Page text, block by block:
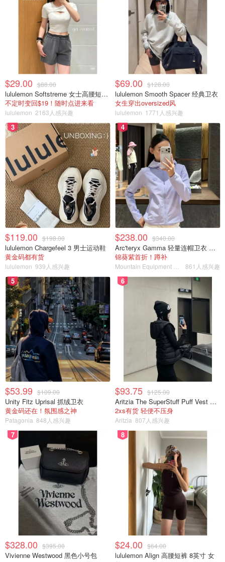
$29.00 $88.00
lululemon Softstreme 女士高腰短裤 10cm
不定时变回$19！随时点进来看
lululemon 2163人感兴趣
$69.00 $128.00
lululemon Smooth Spacer 经典卫衣
女生穿出oversized风
lululemon 1771人感兴趣
3
$119.00 $198.00
lululemon Chargefeel 3 男士运动鞋
黄金码都有货
lululemon 939人感兴趣
4
$238.00 $340.00
Arc'teryx Gamma 轻量连帽卫衣 女款
锦葵紫首折！蹲补
861人感兴趣
5
$53.99 $109.00
Unity Fitz Uprisal 抓绒卫衣
黄金码还在！氛围感之神
Patagonia 848人感兴趣
6
$93.75 $125.00
Aritzia The SuperStuff Puff Vest 轻盈亮面马甲
2xs有货 轻便不压身
Aritzia 807人感兴趣
7
$328.00 $395.00
Vivienne Westwood 黑色小号包
8
$24.00 $64.00
lululemon Align 高腰短裤 8英寸 女